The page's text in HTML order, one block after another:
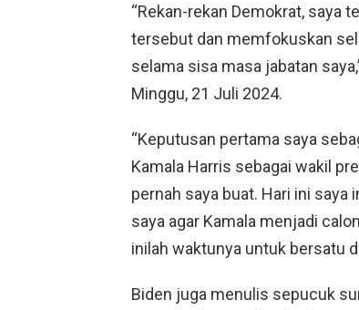
“Rekan-rekan Demokrat, saya
tersebut dan memfokuskan
selama sisa masa jabatan
Minggu, 21 Juli 2024.
“Keputusan pertama saya
Kamala Harris sebagai wakil
pernah saya buat. Hari ini
saya agar Kamala menjadi
inilah waktunya untuk bersatu
Biden juga menulis sepucuk